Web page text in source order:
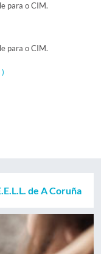
para o CIM.
para o CIM.
de A Coruña